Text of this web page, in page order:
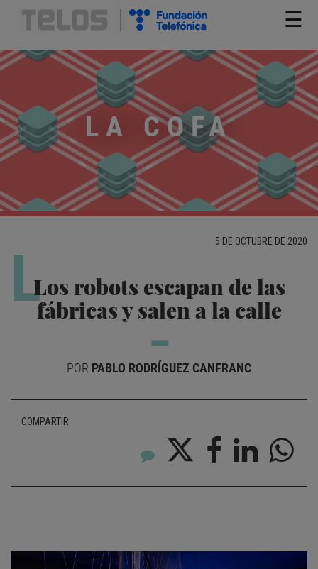
☰
LA COFA
5 DE OCTUBRE DE 2020
LLos robots escapan de las
fábricas y salen a la calle
POR PABLO RODRÍGUEZ CANFRANC
COMPARTIR